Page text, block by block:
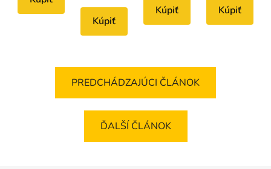
Kúpiť
Kúpiť Kúpiť
PREDCHÁDZAJÚCI ČLÁNOK
ĎALŠÍ ČLÁNOK